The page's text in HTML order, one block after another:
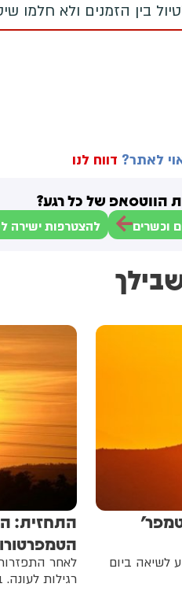
בין הזמנים ולא חלמו
לאתר? דווח לנו
הווטסאפ של כל רגע?
וכשרים להצטרפות ישירה
לשיאה ביום
התחזית:
לאחר
רגילות